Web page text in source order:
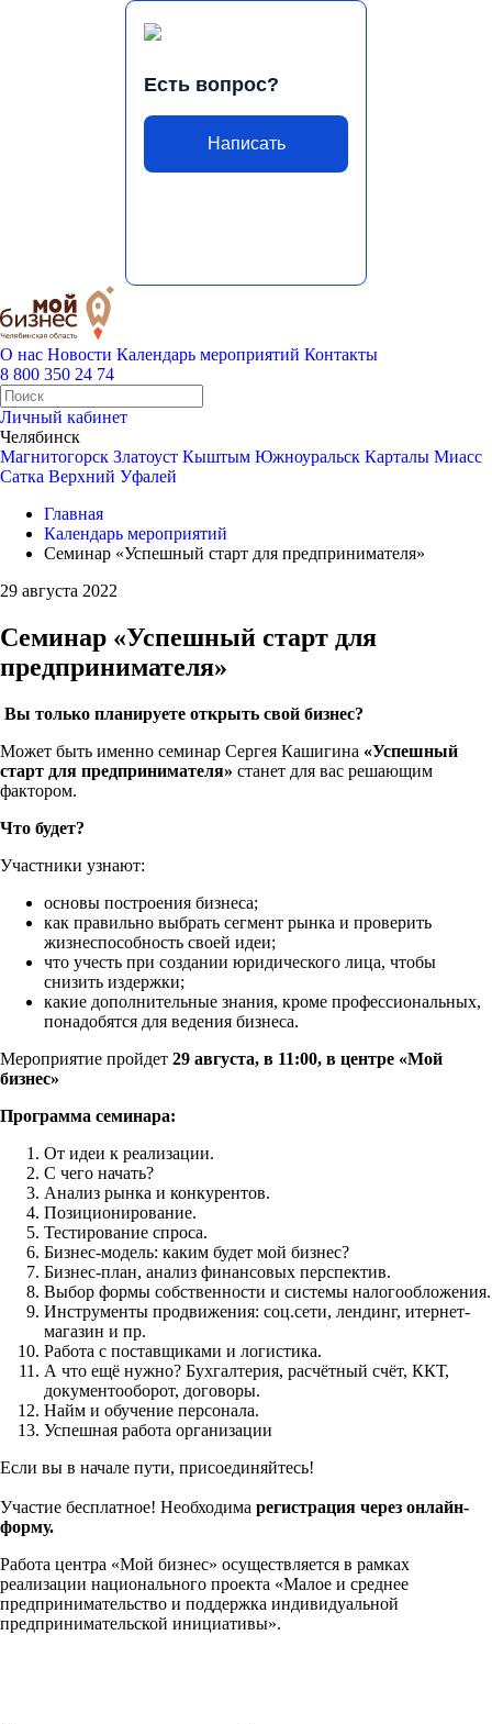
Есть вопрос?
Написать
О нас Новости Календарь мероприятий Контакты
8 800 350 24 74
Личный кабинет
Челябинск
Магнитогорск Златоуст Кыштым Южноуральск Карталы Миасс
Сатка Верхний Уфалей
Главная
Календарь мероприятий
Семинар «Успешный старт для предпринимателя»
29 августа 2022
Семинар «Успешный старт для
предпринимателя»
Вы только планируете открыть свой бизнес?
Может быть именно семинар Сергея Кашигина «Успешный
старт для предпринимателя» станет для вас решающим
фактором.
Что будет?
Участники узнают:
основы построения бизнеса;
как правильно выбрать сегмент рынка и проверить
жизнеспособность своей идеи;
что учесть при создании юридического лица, чтобы
снизить издержки;
какие дополнительные знания, кроме профессиональных,
понадобятся для ведения бизнеса.
Мероприятие пройдет 29 августа, в 11:00, в центре «Мой
бизнес»
Программа семинара:
От идеи к реализации.
С чего начать?
Анализ рынка и конкурентов.
Позиционирование.
Тестирование спроса.
Бизнес-модель: каким будет мой бизнес?
Бизнес-план, анализ финансовых перспектив.
Выбор формы собственности и системы налогообложения.
Инструменты продвижения: соц.сети, лендинг, итернет-
магазин и пр.
Работа с поставщиками и логистика.
А что ещё нужно? Бухгалтерия, расчётный счёт, ККТ,
документооборот, договоры.
Найм и обучение персонала.
Успешная работа организации
Если вы в начале пути, присоединяйтесь!
Участие бесплатное! Необходима регистрация через онлайн-
форму.
Работа центра «Мой бизнес» осуществляется в рамках
реализации национального проекта «Малое и среднее
предпринимательство и поддержка индивидуальной
предпринимательской инициативы».